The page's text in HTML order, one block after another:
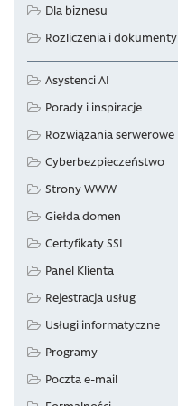
Dla biznesu
Rozliczenia i dokumenty
Asystenci AI
Porady i inspiracje
Rozwiązania serwerowe
Cyberbezpieczeństwo
Strony WWW
Giełda domen
Certyfikaty SSL
Panel Klienta
Rejestracja usług
Usługi informatyczne
Programy
Poczta e-mail